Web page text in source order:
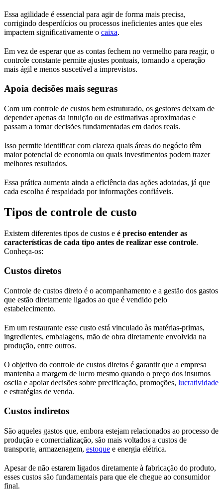
Essa agilidade é essencial para agir de forma mais precisa,
corrigindo desperdícios ou processos ineficientes antes que eles
impactem significativamente o caixa.
Em vez de esperar que as contas fechem no vermelho para reagir, o
controle constante permite ajustes pontuais, tornando a operação
mais ágil e menos suscetível a imprevistos.
Apoia decisões mais seguras
Com um controle de custos bem estruturado, os gestores deixam de
depender apenas da intuição ou de estimativas aproximadas e
passam a tomar decisões fundamentadas em dados reais.
Isso permite identificar com clareza quais áreas do negócio têm
maior potencial de economia ou quais investimentos podem trazer
melhores resultados.
Essa prática aumenta ainda a eficiência das ações adotadas, já que
cada escolha é respaldada por informações confiáveis.
Tipos de controle de custo
Existem diferentes tipos de custos e é preciso entender as
características de cada tipo antes de realizar esse controle.
Conheça-os:
Custos diretos
Controle de custos direto é o acompanhamento e a gestão dos gastos
que estão diretamente ligados ao que é vendido pelo
estabelecimento.
Em um restaurante esse custo está vinculado às matérias-primas,
ingredientes, embalagens, mão de obra diretamente envolvida na
produção, entre outros.
O objetivo do controle de custos diretos é garantir que a empresa
mantenha a margem de lucro mesmo quando o preço dos insumos
oscila e apoiar decisões sobre precificação, promoções, lucratividade
e estratégias de venda.
Custos indiretos
São aqueles gastos que, embora estejam relacionados ao processo de
produção e comercialização, são mais voltados a custos de
transporte, armazenagem, estoque e energia elétrica.
Apesar de não estarem ligados diretamente à fabricação do produto,
esses custos são fundamentais para que ele chegue ao consumidor
final.